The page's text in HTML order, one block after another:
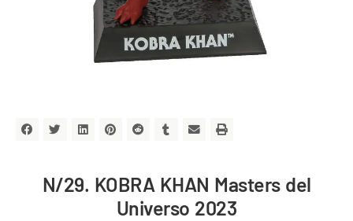
N/29. KOBRA KHAN Masters del
Universo 2023